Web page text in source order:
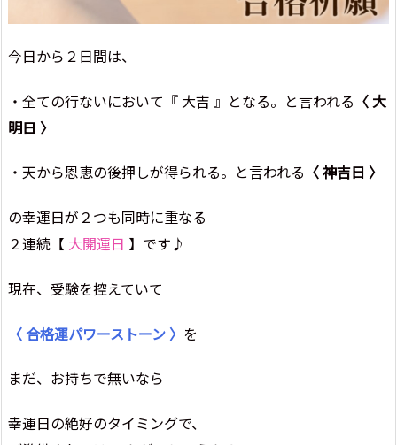
今日から２日間は、
・全ての行ないにおいて『 大吉 』となる。と言われる 〈 大
明日 〉
・天から恩恵の後押しが得られる。と言われる 〈 神吉日 〉
の幸運日が２つも同時に重なる
２連続【 大開運日 】です♪
現在、受験を控えていて
〈 合格運パワーストーン 〉 を
まだ、お持ちで無いなら
幸運日の絶好のタイミングで、